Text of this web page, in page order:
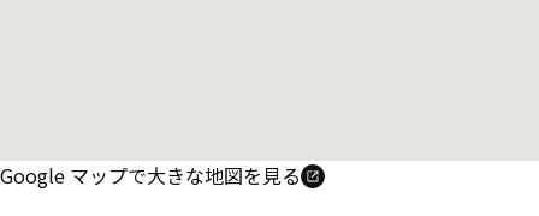
Google マップで大きな地図を見る